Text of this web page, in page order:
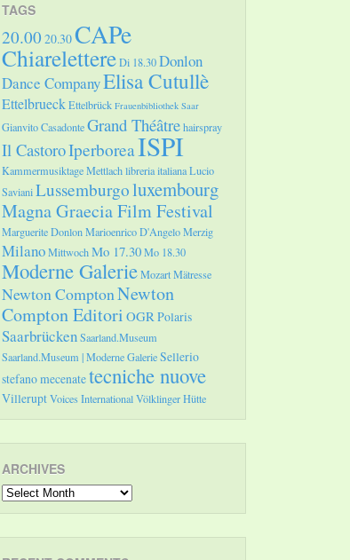
TAGS
20.00 20.30CAPe
ChiarelettereDi 18.30Donlon
Dance CompanyElisa Cutullè
EttelbrueckEttelbrück Frauenbibliothek Saar
Gianvito CasadonteGrand Théâtrehairspray
Il CastoroIperboreaISPI
Kammermusiktage Mettlachlibreria italianaLucio
SavianiLussemburgoluxembourg
Magna Graecia Film Festival
Marguerite DonlonMarioenrico D'AngeloMerzig
MilanoMittwochMo 17.30Mo 18.30
Moderne GalerieMozartMätresse
Newton ComptonNewton
Compton Editori OGRPolaris
SaarbrückenSaarland.Museum
Saarland.Museum | Moderne GalerieSellerio
stefano mecenatetecniche nuove
VilleruptVoices InternationalVölklinger Hütte
ARCHIVES
Archives